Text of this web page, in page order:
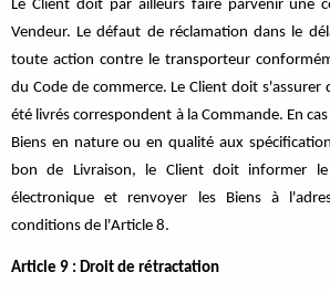
Le Client doit par ailleurs faire parvenir une
Vendeur. Le défaut de réclamation dans le
toute action contre le transporteur
du Code de commerce. Le Client doit s'assurer
été livrés correspondent à la Commande. En
Biens en nature ou en qualité aux
bon de Livraison, le Client doit informer
électronique et renvoyer les Biens à
conditions de l'Article 8.
Article 9 : Droit de rétractation